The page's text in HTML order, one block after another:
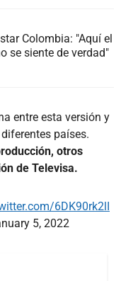
Colombia: "Aquí el
se siente de verdad"
entre esta versión y
países.
otros
de Televisa.
6DK90rk2lI
5, 2022